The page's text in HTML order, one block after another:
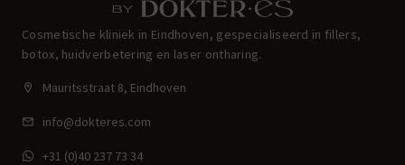
Cosmetische kliniek in Eindhoven, gespecialiseerd in fillers,
botox, huidverbetering en laser ontharing.
Mauritsstraat 8, Eindhoven
info@dokteres.com
+31 (0)40 237 73 34